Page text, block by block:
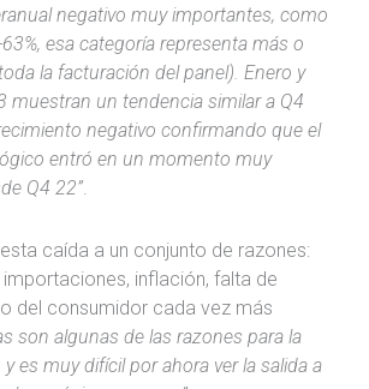
negativo muy importantes, como
esa categoría representa más o
la facturación del panel). Enero y
muestran un tendencia similar a Q4
negativo confirmando que el
entró en un momento muy
Q4 22”.
caída a un conjunto de razones:
inflación, falta de
del consumidor cada vez más
son algunas de las razones para la
es muy difícil por ahora ver la salida a